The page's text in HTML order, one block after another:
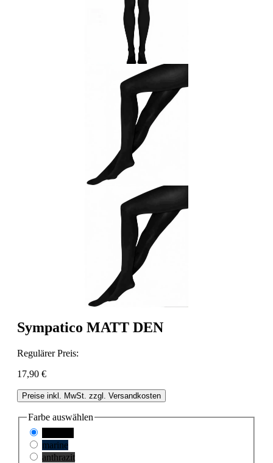
Sympatico MATT DEN
Regulärer Preis:
17,90 €
Preise inkl. MwSt. zzgl. Versandkosten
Farbe auswählen
marine
anthrazit